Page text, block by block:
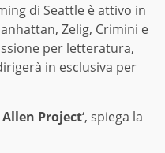
di Seattle è attivo in
Zelig, Crimini e
per letteratura,
in esclusiva per
Project‘, spiega la